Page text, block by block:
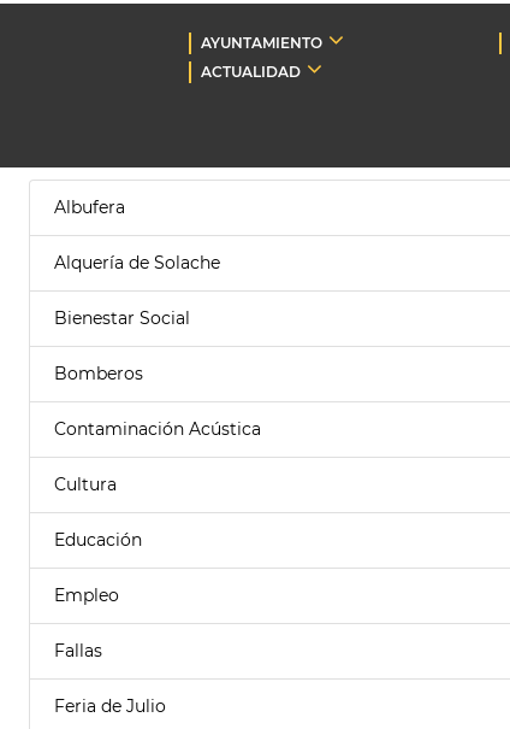
AYUNTAMIENTO
ACTUALIDAD
Albufera
Alquería de Solache
Bienestar Social
Bomberos
Contaminación Acústica
Cultura
Educación
Empleo
Fallas
Feria de Julio